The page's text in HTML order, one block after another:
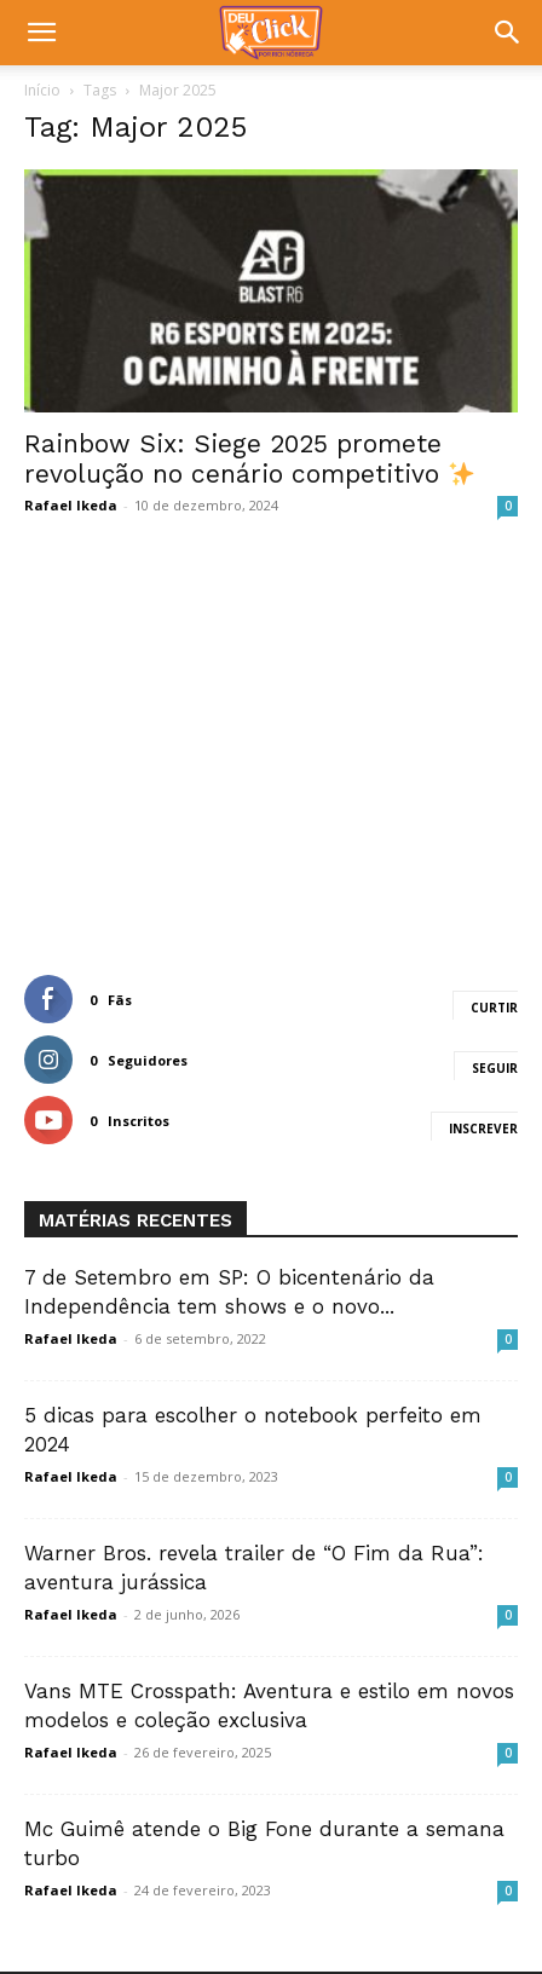
Início Tags Major 2025
Tag: Major 2025
Rainbow Six: Siege 2025 promete
revolução no cenário competitivo
Rafael Ikeda - 10 de dezembro, 2024 0
0 Fãs CURTIR
0 Seguidores SEGUIR
0 Inscritos INSCREVER
MATÉRIAS RECENTES
7 de Setembro em SP: O bicentenário da
Independência tem shows e o novo...
Rafael Ikeda - 6 de setembro, 2022 0
5 dicas para escolher o notebook perfeito em
2024
Rafael Ikeda - 15 de dezembro, 2023 0
Warner Bros. revela trailer de “O Fim da Rua”:
aventura jurássica
Rafael Ikeda - 2 de junho, 2026 0
Vans MTE Crosspath: Aventura e estilo em novos
modelos e coleção exclusiva
Rafael Ikeda - 26 de fevereiro, 2025 0
Mc Guimê atende o Big Fone durante a semana
turbo
Rafael Ikeda - 24 de fevereiro, 2023 0